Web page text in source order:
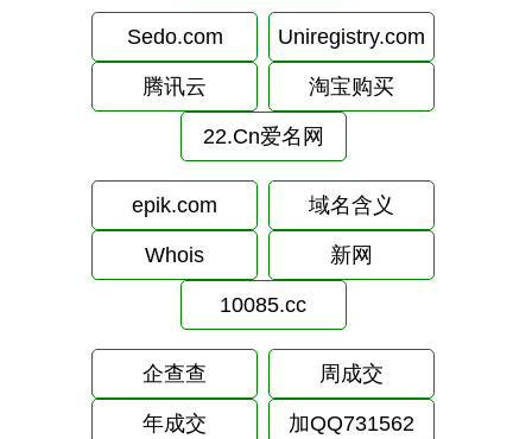
Sedo.com Uniregistry.com
腾讯云 淘宝购买
22.Cn爱名网
epik.com 域名含义
Whois 新网
10085.cc
企查查 周成交
年成交 加QQ731562